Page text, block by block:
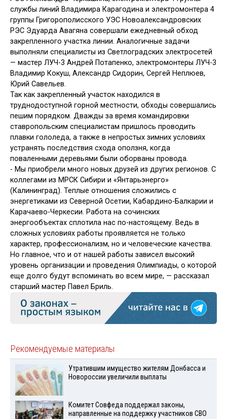
службы линий Владимира Карагодина и электромонтера 4
группы Григорополисского УЭС Новоалександровских
РЭС Эдуарда Авагяна совершали ежедневный обход
закрепленного участка линии. Аналогичные задачи
выполняли специалисты из Светлоградских электросетей
— мастер ЛУЧ-3 Андрей Потапенко, электромонтеры ЛУЧ-3
Владимир Кокуш, Александр Сидорин, Сергей Неплюев,
Юрий Савельев.
Так как закрепленный участок находился в
труднодоступной горной местности, обходы совершались
пешим порядком. Дважды за время командировки
ставропольским специалистам пришлось проводить
плавки гололеда, а также в непростых зимних условиях
устранять последствия схода оползня, когда
поваленными деревьями были оборваны провода.
- Мы приобрели много новых друзей из других регионов. С
коллегами из МРСК Сибири и «Янтарьэнерго»
(Калининград). Теплые отношения сложились с
энергетиками из Северной Осетии, Кабардино-Балкарии и
Карачаево-Черкесии. Работа на сочинских
энергообъектах сплотила нас по-настоящему. Ведь в
сложных условиях работы проявляется не только
характер, профессионализм, но и человеческие качества.
Но главное, что и от нашей работы зависел высокий
уровень организации и проведения Олимпиады, о которой
еще долго будут вспоминать во всем мире, — рассказал
старший мастер Павел Бриль.
Рекомендуемые материалы
Утратившим имущество жителям Донбасса и
Новороссии увеличили выплаты
Комитет Совфеда поддержал законы,
направленные на поддержку участников СВО